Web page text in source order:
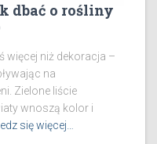
dbać o rośliny
więcej niż dekoracja –
na
Zielone liście
wnoszą kolor i
się więcej…